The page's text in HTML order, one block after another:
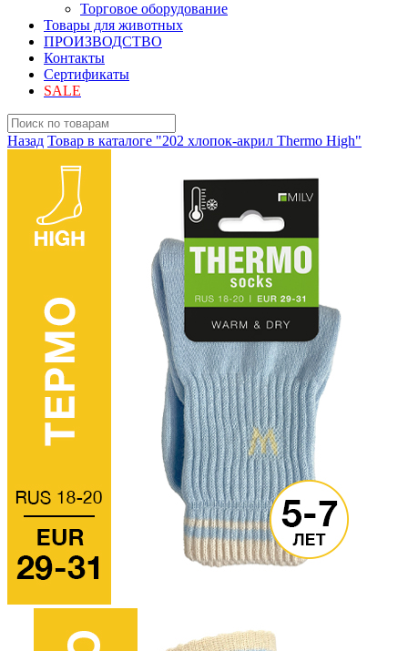
Торговое оборудование
Товары для животных
ПРОИЗВОДСТВО
Контакты
Сертификаты
SALE
Назад Товар в каталоге "202 хлопок-акрил Thermo High"